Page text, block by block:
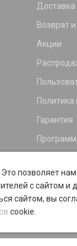
Доставка
Возврат
Акции
Гарантия
позволяет
с сайтом и
сайтом, вы
cookie.